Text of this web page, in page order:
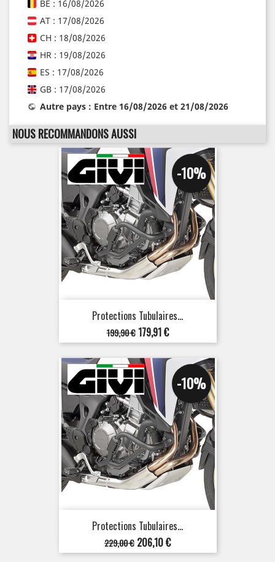
BE : 16/08/2026
AT : 17/08/2026
CH : 18/08/2026
HR : 19/08/2026
ES : 17/08/2026
GB : 17/08/2026
Autre pays : Entre 16/08/2026 et 21/08/2026
NOUS RECOMMANDONS AUSSI
Protections Tubulaires...
Prix
de
199,90 €
-10%
Prix
179,91 €
Protections Tubulaires...
Prix
de
229,00 €
-10%
Prix
206,10 €